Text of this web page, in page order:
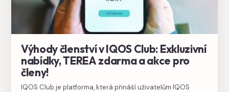
Výhody členství v IQOS Club: Exkluzivní
nabídky, TEREA zdarma a akce pro
členy!
IQOS Club je platforma, která přináší uživatelům IQOS